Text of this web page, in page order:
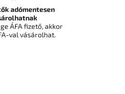
adómentesen
ÁFA fizető, akkor
val vásárolhat.